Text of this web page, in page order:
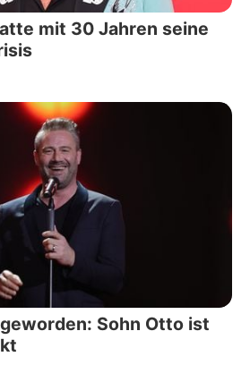
mit 30 Jahren seine
Sohn Otto ist